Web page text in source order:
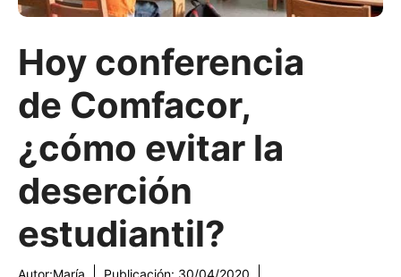
Hoy conferencia
de Comfacor,
¿cómo evitar la
deserción
estudiantil?
Autor:María Publicación: 30/04/2020